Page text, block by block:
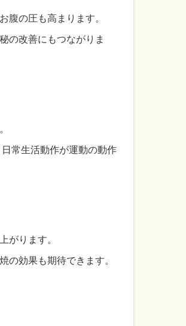
腹の圧も高まります。
の改善にもつながりま
常生活動作が運動の動作
がります。
の効果も期待できます。